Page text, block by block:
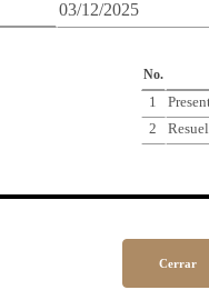
03/12/2025
No.
1
2
Cerrar